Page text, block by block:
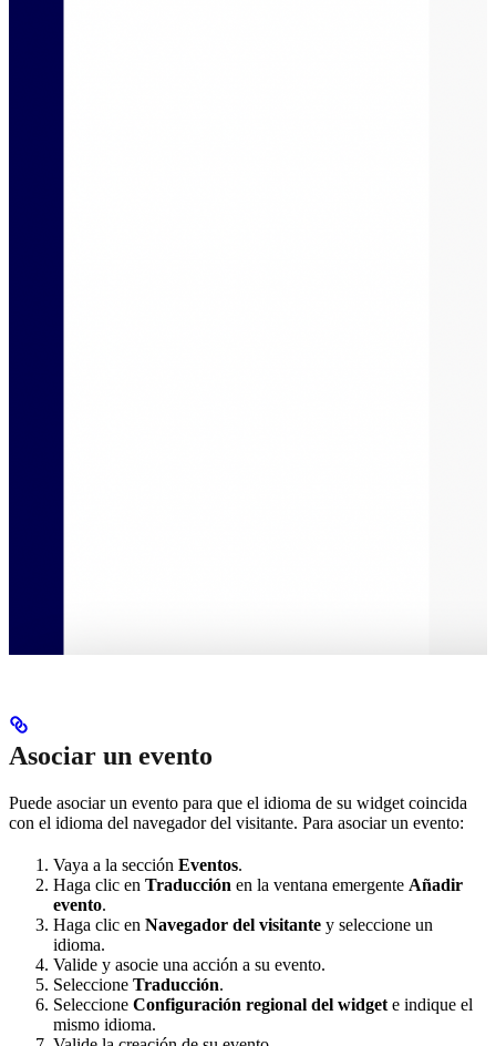
Asociar un evento
Puede asociar un evento para que el idioma de su widget coincida
con el idioma del navegador del visitante. Para asociar un evento:
Vaya a la sección Eventos.
Haga clic en Traducción en la ventana emergente Añadir
evento.
Haga clic en Navegador del visitante y seleccione un
idioma.
Valide y asocie una acción a su evento.
Seleccione Traducción.
Seleccione Configuración regional del widget e indique el
mismo idioma.